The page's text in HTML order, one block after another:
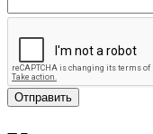
Отправить